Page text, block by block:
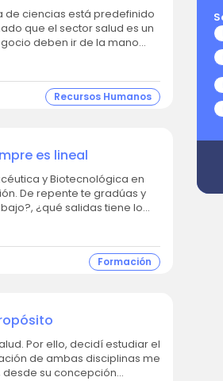
que el sector salud es un
deben ir de la mano
Recursos Humanos
es lineal
y Biotecnológica en
¿qué salidas tiene lo
Formación
Por ello, decidí estudiar el
de ambas disciplinas me
su concepción...